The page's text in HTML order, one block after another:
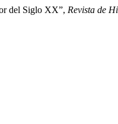
del Siglo XX”, Revista de